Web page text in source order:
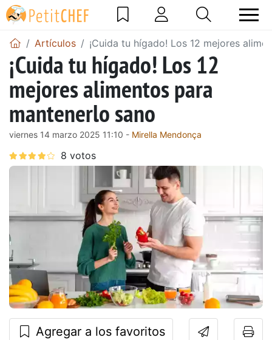
Artículos ¡Cuida tu hígado! Los 12 mejores
¡Cuida tu hígado! Los 12
mejores alimentos para
mantenerlo sano
viernes 14 marzo 2025 11:10 - Mirella Mendonça
Agregar a los favoritos